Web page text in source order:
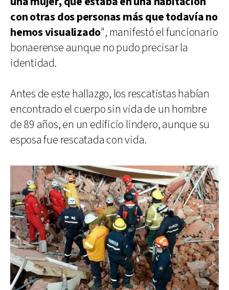
con otras dos personas más que todavía no
hemos visualizado", manifestó el funcionario
bonaerense aunque no pudo precisar la
identidad.
Antes de este hallazgo, los rescatistas habían
encontrado el cuerpo sin vida de un hombre
de 89 años, en un edificio lindero, aunque su
esposa fue rescatada con vida.